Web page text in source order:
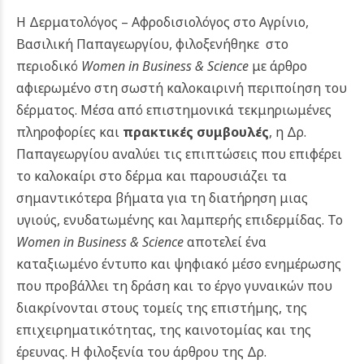
Η Δερματολόγος – Αφροδισιολόγος στο Αγρίνιο,
Βασιλική Παπαγεωργίου, φιλοξενήθηκε στο
περιοδικό Women in Business & Science με άρθρο
αφιερωμένο στη σωστή καλοκαιρινή περιποίηση του
δέρματος. Μέσα από επιστημονικά τεκμηριωμένες
πληροφορίες και πρακτικές συμβουλές, η Δρ.
Παπαγεωργίου αναλύει τις επιπτώσεις που επιφέρει
το καλοκαίρι στο δέρμα και παρουσιάζει τα
σημαντικότερα βήματα για τη διατήρηση μιας
υγιούς, ενυδατωμένης και λαμπερής επιδερμίδας. Το
Women in Business & Scienceαποτελεί ένα
καταξιωμένο έντυπο και ψηφιακό μέσο ενημέρωσης
που προβάλλει τη δράση και το έργο γυναικών που
διακρίνονται στους τομείς της επιστήμης, της
επιχειρηματικότητας, της καινοτομίας και της
έρευνας. Η φιλοξενία του άρθρου της Δρ.